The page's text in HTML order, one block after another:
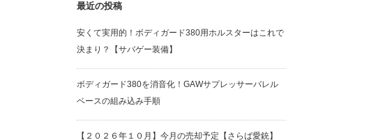
ARCTURUSのモダナイズドAKM！！電
迷彩テープでGoProをカモフラージ
最近の投稿
安くて実用的！ボディガード380用ホルスターはこれで
決まり？【サバゲー装備】
ボディガード380を消音化！GAWサプレッサーバレル
ベースの組み込み手順
【２０２６年１０月】今月の売却予定【さらば愛銃】